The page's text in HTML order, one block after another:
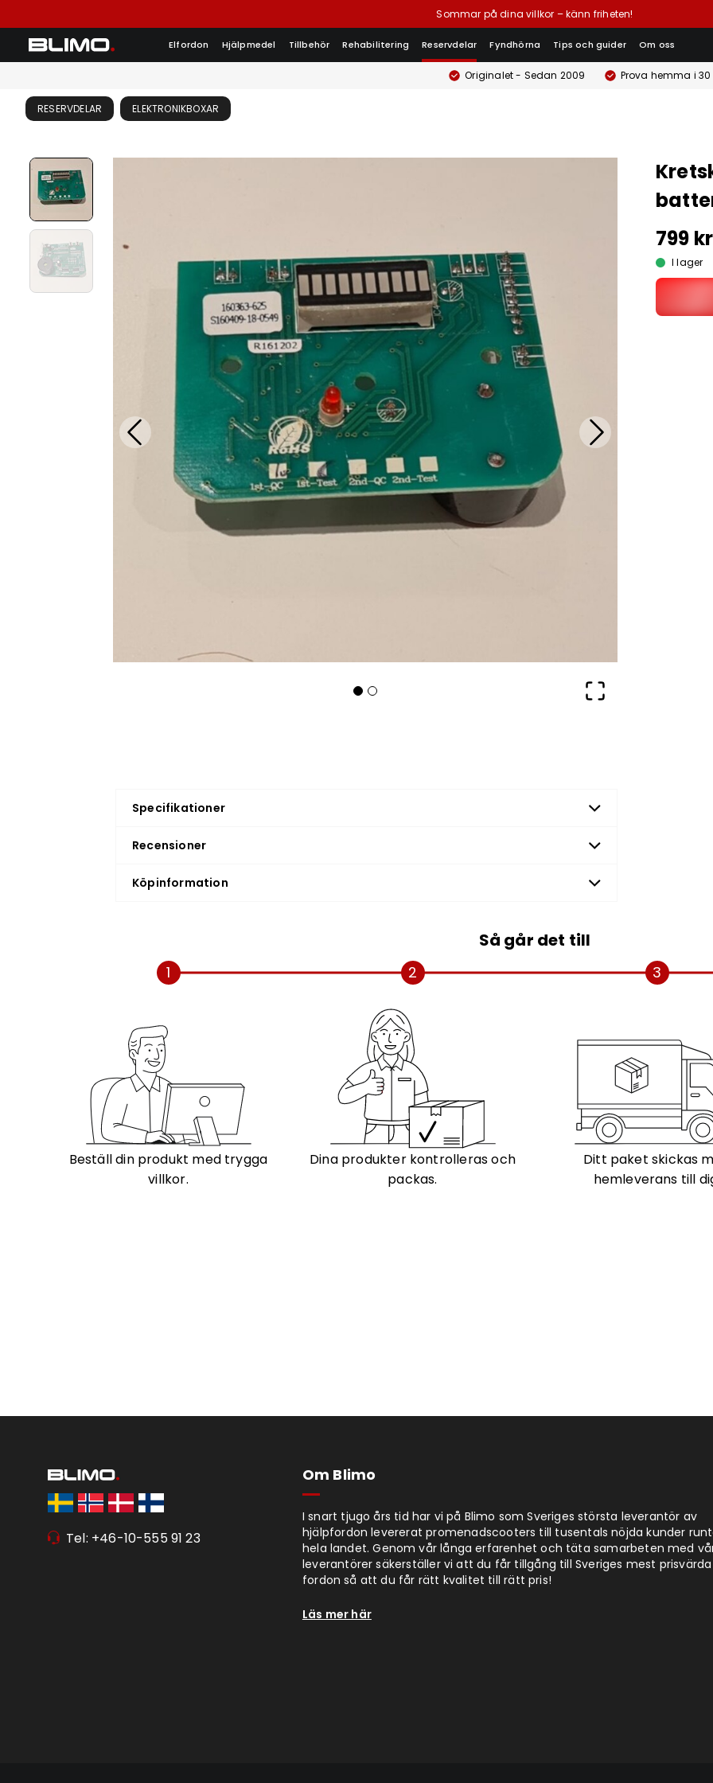
Sommar på dina villkor – känn friheten!
Elfordon Hjälpmedel Tillbehör Rehabilitering Reservdelar Fyndhörna Tips och guider Om oss
Originalet - Sedan 2009 Prova hemma i
RESERVDELAR ELEKTRONIKBOXAR
799 kr
I lager
Specifikationer
Recensioner
Köpinformation
Så går det till
1
Beställ din produkt med trygga
villkor.
2
Dina produkter kontrolleras och
packas.
3
Ditt paket skickas
hemleverans till
Tel: +46-10-555 91 23
Om Blimo
I snart tjugo års tid har vi på Blimo som Sveriges största leverantör av
hjälpfordon levererat promenadscooters till tusentals nöjda kunder
hela landet. Genom vår långa erfarenhet och täta samarbeten med
leverantörer säkerställer vi att du får tillgång till Sveriges mest prisvärda
fordon så att du får rätt kvalitet till rätt pris!
Läs mer här